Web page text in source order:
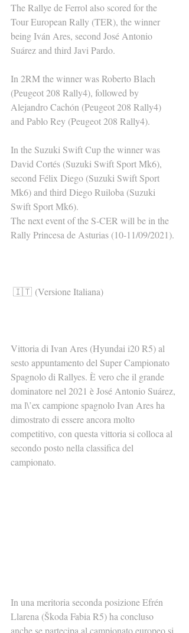
The Rallye de Ferrol also scored for the
Tour European Rally (TER), the winner
being Iván Ares, second José Antonio
Suárez and third Javi Pardo.
In 2RM the winner was Roberto Blach
(Peugeot 208 Rally4), followed by
Alejandro Cachón (Peugeot 208 Rally4)
and Pablo Rey (Peugeot 208 Rally4).
In the Suzuki Swift Cup the winner was
David Cortés (Suzuki Swift Sport Mk6),
second Félix Diego (Suzuki Swift Sport
Mk6) and third Diego Ruiloba (Suzuki
Swift Sport Mk6).
The next event of the S-CER will be in the
Rally Princesa de Asturias (10-11/09/2021).
🇮🇹 (Versione Italiana)
Vittoria di Ivan Ares (Hyundai i20 R5) al
sesto appuntamento del Super Campionato
Spagnolo di Rallyes. È vero che il grande
dominatore nel 2021 è José Antonio Suárez,
ma l\’ex campione spagnolo Ivan Ares ha
dimostrato di essere ancora molto
competitivo, con questa vittoria si colloca al
secondo posto nella classifica del
campionato.
In una meritoria seconda posizione Efrén
Llarena (Škoda Fabia R5) ha concluso
anche se partecipa al campionato europeo si